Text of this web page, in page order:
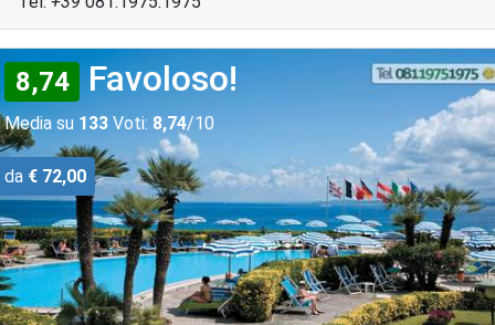
8,74 Favoloso!
Media su 133 Voti: 8,74/10
da € 72,00